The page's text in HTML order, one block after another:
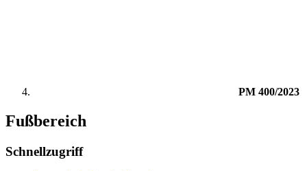
PM 400/2023
Fußbereich
Schnellzugriff